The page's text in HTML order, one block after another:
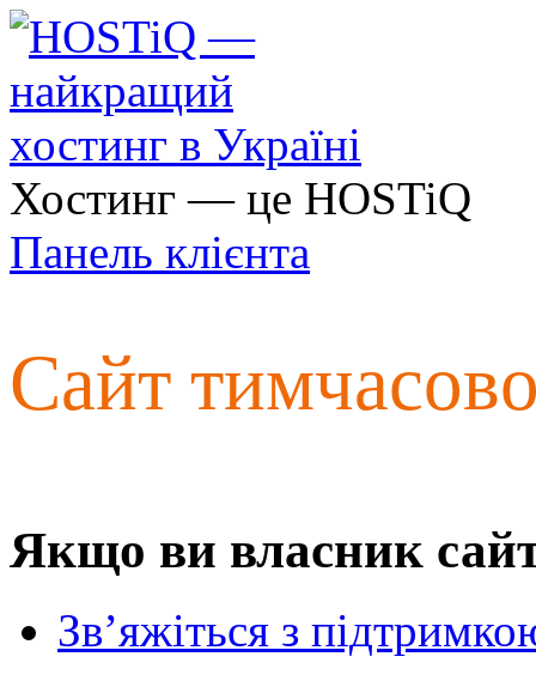
Хостинг — це HOSTiQ
Панель клієнта
Сайт
Якщо ви власник
Зв’яжіться з